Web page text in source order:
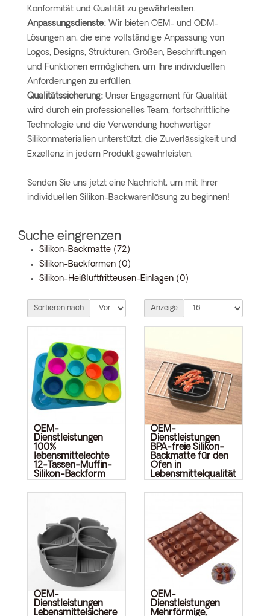
Konformität und Qualität zu gewährleisten.
Anpassungsdienste: Wir bieten OEM- und ODM-
Lösungen an, die eine vollständige Anpassung von
Logos, Designs, Strukturen, Größen, Beschriftungen
und Funktionen ermöglichen, um Ihre individuellen
Anforderungen zu erfüllen.
Qualitätssicherung: Unser Engagement für Qualität
wird durch ein professionelles Team, fortschrittliche
Technologie und die Verwendung hochwertiger
Silikonmaterialien unterstützt, die Zuverlässigkeit und
Exzellenz in jedem Produkt gewährleisten.
Senden Sie uns jetzt eine Nachricht, um mit Ihrer
individuellen Silikon-Backwarenlösung zu beginnen!
Suche eingrenzen
Silikon-Backmatte (72)
Silikon-Backformen (0)
Silikon-Heißluftfritteusen-Einlagen (0)
Sortieren nach Anzeige
OEM-
Dienstleistungen
100%
lebensmittelechte
12-Tassen-Muffin-
Silikon-Backform
OEM-
Dienstleistungen
BPA-freie Silikon-
Backmatte für den
Ofen in
Lebensmittelqualität
OEM-
Dienstleistungen
Lebensmittelsichere
OEM-
Dienstleistungen
Mehrförmige,